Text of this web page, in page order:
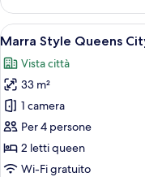
Style
King
City
Apri
tutte
le
foto
per
Marra
Style
Queens
4
Marra Style Queens
Vista città
33 m²
1 camera
Per 4 persone
2 letti queen
Wi-Fi gratuito